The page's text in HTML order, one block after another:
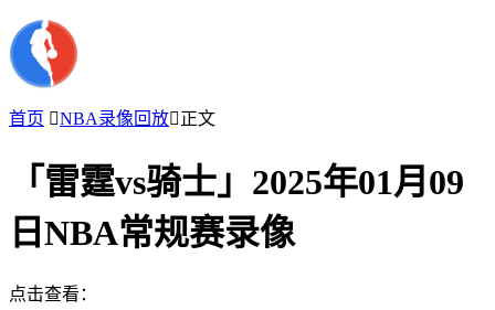
首页 NBA录像回放正文
「雷霆vs骑士」2025年01月09
日NBA常规赛录像
点击查看：